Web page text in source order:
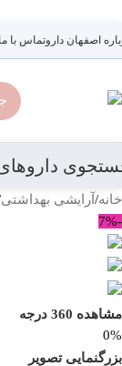
اصفهان داروتماس با ما
خانه/ آرایشی بهداشتی
-7%
مشاهده 360 درجه
0%
بزرگنمایی تصویر